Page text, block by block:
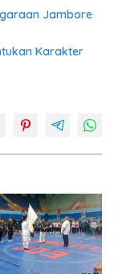
Jambore
Karakter